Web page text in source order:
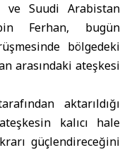
ve Suudi Arabistan
Ferhan, bugün
bölgedeki
arasındaki ateşkesi
aktarıldığı
kalıcı hale
güçlendireceğini